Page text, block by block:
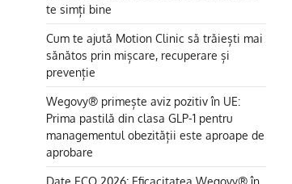
te simți bine
Cum te ajută Motion Clinic să trăiești mai
sănătos prin mișcare, recuperare și
prevenție
Wegovy® primește aviz pozitiv în UE:
Prima pastilă din clasa GLP-1 pentru
managementul obezității este aproape de
aprobare
Date ECO 2026: Eficacitatea Wegovy® în